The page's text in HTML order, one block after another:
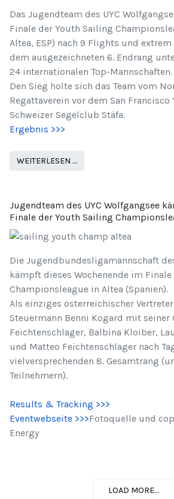
Das Jugendteam des UYC
Finale der Youth Sailing
Altea, ESP) nach 9 Flights und extrem
dem ausgezeichneten 6. Endrang
24 internationalen Top-Mannschaften.
Den Sieg holte sich das Team vom
Regattaverein vor dem San
Schweizer Segelclub Stäfa.
Ergebnis >>>
WEITERLESEN …
Jugendteam des UYC Wolfgangsee
Finale der Youth Sailing
Die Jugendbundesligamannschaft
kämpft dieses Wochenende im
Championsleague in Altea (Spanien).
Als einziges österreichischer
Steuermann Benni Kogard mit seiner
Feichtenschlager, Balbina Kloiber,
und Matteo Feichtenschlager nach
vielversprechenden 8. Gesamtrang
Teilnehmern).
Results & Tracking >>>
Eventwebseite >>>Fotoquelle und
Energy
LOAD MORE...